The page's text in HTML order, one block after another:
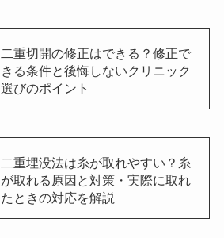
二重切開の修正はできる？修正で
きる条件と後悔しないクリニック
選びのポイント
二重埋没法は糸が取れやすい？糸
が取れる原因と対策・実際に取れ
たときの対応を解説